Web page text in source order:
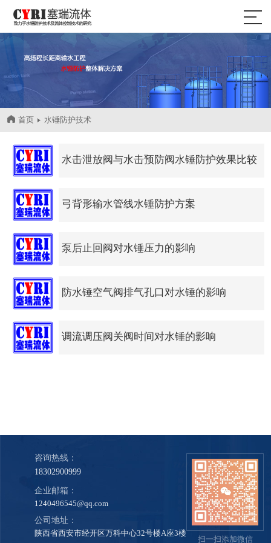
首页 水锤防护技术
水击泄放阀与水击预防阀水锤防护效果比较
弓背形输水管线水锤防护方案
泵后止回阀对水锤压力的影响
防水锤空气阀排气孔口对水锤的影响
调流调压阀关阀时间对水锤的影响
咨询热线：
18302900999
企业邮箱：
1240496545@qq.com
公司地址：
陕西省西安市经开区万科中心32号楼A座3楼
扫一扫添加微信